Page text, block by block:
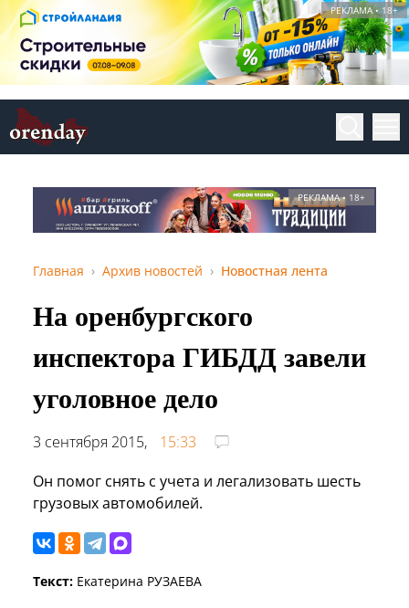
РЕКЛАМА • 18+
РЕКЛАМА • 18+
Главная Архив новостей Новостная лента
На оренбургского
инспектора ГИБДД завели
уголовное дело
3 сентября 2015,
15:33
Он помог снять с учета и легализовать шесть
грузовых автомобилей.
Текст: Екатерина РУЗАЕВА